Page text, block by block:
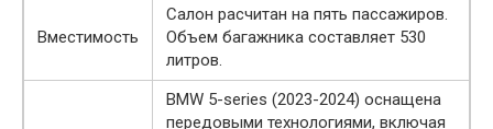
Вместимость
Салон расчитан на пять пассажиров.
Объем багажника составляет 530
литров.
BMW 5-series (2023-2024) оснащена
передовыми технологиями, включая